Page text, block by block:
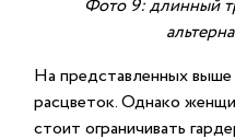
Фото 9: длинный
На представленных
расцветок. Однако
стоит ограничивать